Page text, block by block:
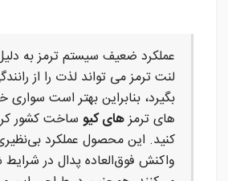
عملکرد ضعیف سیستم ترمز به
لنت ترمز می تواند لذت را از
بگیرد، بنابراین بهتر است سواری
های ترمزهای کیو ساخت کشور
کنید. این محصول عملکرد
واکنش فوق‌العاده پدال در شرایط